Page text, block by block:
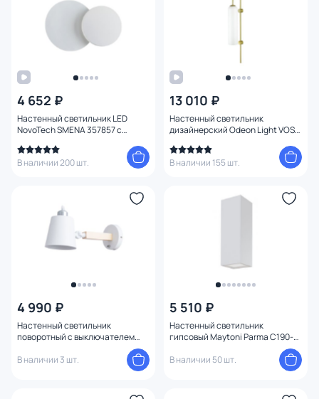
4 652 ₽
Настенный светильник LED
NovoTech SMENA 357857 с
В наличии 200 шт.
13 010 ₽
Настенный светильник
дизайнерский Odeon Light VOSTI
В наличии 155 шт.
4 990 ₽
Настенный светильник
поворотный с выключателем
Arte Lamp OSCAR A7141AP-1WH
В наличии 3 шт.
5 510 ₽
Настенный светильник
гипсовый Maytoni Parma C190-
В наличии 50 шт.